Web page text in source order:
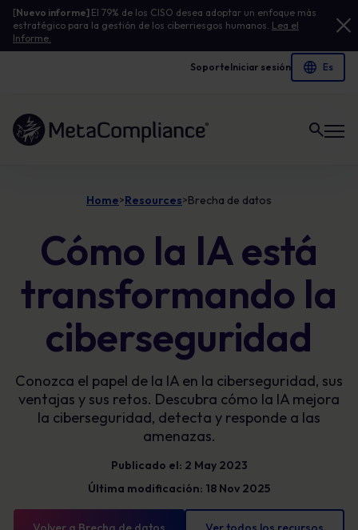
[Nuevo informe] El 79% de los CISO desea adoptar un enfoque más
estratégico para la gestión de los ciberriesgos humanos. Lea el
Informe.
SoporteIniciar sesión
Enlace a la página de inicio
Home>Resources>Brecha de datos
Cómo la IA está
transformando la
ciberseguridad
Conozca el papel de la IA en la ciberseguridad, sus
ventajas y sus retos. Descubra cómo la IA mejora
la ciberseguridad, detecta y responde a las
amenazas.
Publicado el: 2 May 2023
Última modificación: 18 Nov 2025